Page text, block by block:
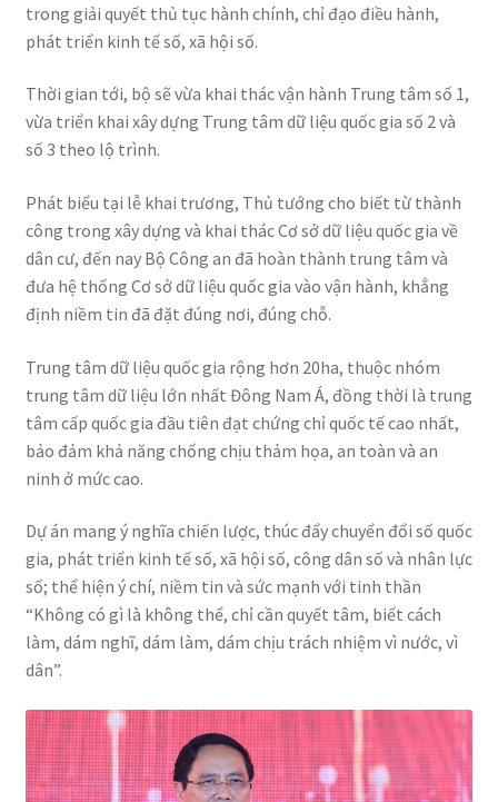
trong giải quyết thủ tục hành chính, chỉ đạo điều hành,
phát triển kinh tế số, xã hội số.
Thời gian tới, bộ sẽ vừa khai thác vận hành Trung tâm số 1,
vừa triển khai xây dựng Trung tâm dữ liệu quốc gia số 2 và
số 3 theo lộ trình.
Phát biểu tại lễ khai trương, Thủ tướng cho biết từ thành
công trong xây dựng và khai thác Cơ sở dữ liệu quốc gia về
dân cư, đến nay Bộ Công an đã hoàn thành trung tâm và
đưa hệ thống Cơ sở dữ liệu quốc gia vào vận hành, khẳng
định niềm tin đã đặt đúng nơi, đúng chỗ.
Trung tâm dữ liệu quốc gia rộng hơn 20ha, thuộc nhóm
trung tâm dữ liệu lớn nhất Đông Nam Á, đồng thời là trung
tâm cấp quốc gia đầu tiên đạt chứng chỉ quốc tế cao nhất,
bảo đảm khả năng chống chịu thảm họa, an toàn và an
ninh ở mức cao.
Dự án mang ý nghĩa chiến lược, thúc đẩy chuyển đổi số quốc
gia, phát triển kinh tế số, xã hội số, công dân số và nhân lực
số; thể hiện ý chí, niềm tin và sức mạnh với tinh thần
“Không có gì là không thể, chỉ cần quyết tâm, biết cách
làm, dám nghĩ, dám làm, dám chịu trách nhiệm vì nước, vì
dân”.